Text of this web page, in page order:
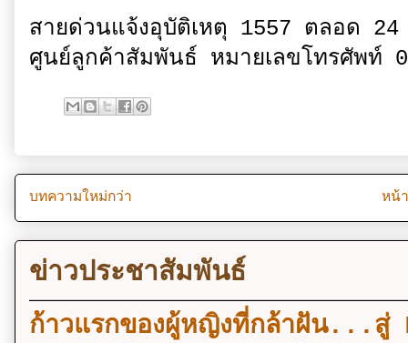
สายด่วนแจ้งอุบัติเหตุ 1557 ตลอด
ศูนย์ลูกค้าสัมพันธ์ หมายเลขโทรศัพท์
บทความใหม่กว่า หน้
ข่าวประชาสัมพันธ์
ก้าวแรกของผู้หญิงที่กล้าฝัน...